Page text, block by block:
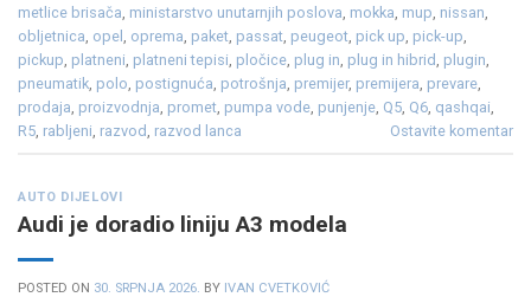
metlice brisača, ministarstvo unutarnjih poslova, mokka, mup, nissan,
obljetnica, opel , oprema, paket, passat, peugeot, pick up, pick-up,
pickup, platneni, platneni tepisi, pločice, plug in, plug in hibrid, plugin,
pneumatik, polo, postignuća, potrošnja, premijer, premijera, prevare,
prodaja, proizvodnja, promet, pumpa vode, punjenje, Q5, Q6, qashqai,
R5, rabljeni, razvod, razvod lanca Ostavite komentar
AUTO DIJELOVI
Audi je doradio liniju A3 modela
POSTED ON 30. SRPNJA 2026. BY IVAN CVETKOVIĆ